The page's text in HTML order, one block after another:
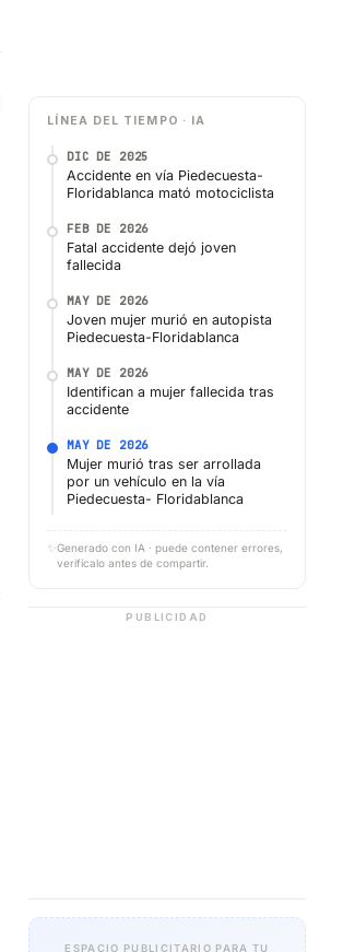
LÍNEA DEL TIEMPO · IA
DIC DE 2025
Accidente en vía Piedecuesta-
Floridablanca mató motociclista
FEB DE 2026
Fatal accidente dejó joven
fallecida
MAY DE 2026
Joven mujer murió en autopista
Piedecuesta-Floridablanca
MAY DE 2026
Identifican a mujer fallecida tras
accidente
MAY DE 2026
Mujer murió tras ser arrollada
por un vehículo en la vía
Piedecuesta- Floridablanca
✨ Generado con IA · puede contener errores,
verifícalo antes de compartir.
PUBLICIDAD
ESPACIO PUBLICITARIO PARA TU